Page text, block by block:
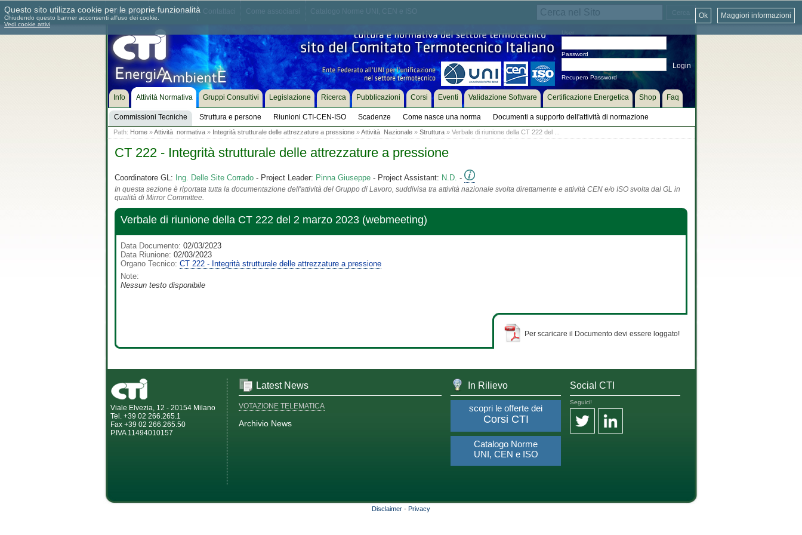
Chi siamo Dove siamo
Password
Recupero Password
Info Attività Normativa
Commissioni Tecniche Struttura e persone Riunioni CTI-CEN-ISO Scadenze Come nasce una norma Documenti a supporto dell'attività di normazione
Gruppi Consultivi Legislazione Ricerca Pubblicazioni Corsi Eventi Validazione Software Certificazione Energetica Shop Faq
Path: Home»Attività normativa» Integrità strutturale delle attrezzature a pressione»Attività Nazionale» Struttura» Verbale di riunione della CT 222 del ...
CT 222 - Integrità strutturale delle attrezzature a pressione
Coordinatore GL: Ing. Delle Site Corrado- Project Leader: Pinna Giuseppe- Project Assistant: N.D. -
In questa sezione è riportata tutta la documentazione dell'attività del Gruppo di Lavoro, suddivisa tra attività nazionale svolta direttamente e attività CEN e/o ISO svolta dal GL in
qualità di Mirror Committee.
Verbale di riunione della CT 222 del 2 marzo 2023 (webmeeting)
Data Documento: 02/03/2023
Data Riunione: 02/03/2023
Organo Tecnico: CT 222 - Integrità strutturale delle attrezzature a pressione
Note:
Nessun testo disponibile
Per scaricare il Documento devi essere loggato!
Viale Elvezia, 12 - 20154 Milano
Tel. +39 02 266.265.1
Fax +39 02 266.265.50
P.IVA 11494010157
Latest News
VOTAZIONE TELEMATICA
Archivio News
In Rilievo
scopri le offerte dei
Corsi CTI
Catalogo Norme
UNI, CEN e ISO
Social CTI
Seguici!
Disclaimer - Privacy
Questo sito utilizza cookie per le proprie funzionalità
Chiudendo questo banner acconsenti all'uso dei cookie.
Vedi cookie attivi
Maggiori informazioni
Ok